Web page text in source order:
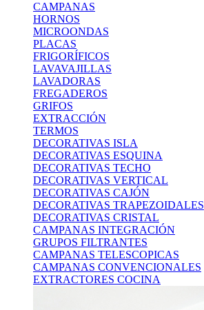
CAMPANAS
HORNOS
MICROONDAS
PLACAS
FRIGORÍFICOS
LAVAVAJILLAS
LAVADORAS
FREGADEROS
GRIFOS
EXTRACCIÓN
TERMOS
DECORATIVAS ISLA
DECORATIVAS ESQUINA
DECORATIVAS TECHO
DECORATIVAS VERTICAL
DECORATIVAS CAJÓN
DECORATIVAS TRAPEZOIDALES
DECORATIVAS CRISTAL
CAMPANAS INTEGRACIÓN
GRUPOS FILTRANTES
CAMPANAS TELESCOPICAS
CAMPANAS CONVENCIONALES
EXTRACTORES COCINA